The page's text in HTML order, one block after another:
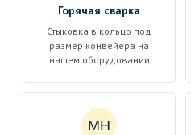
Горячая сварка
Стыковка в кольцо под
размер конвейера на
нашем оборудовании
МН